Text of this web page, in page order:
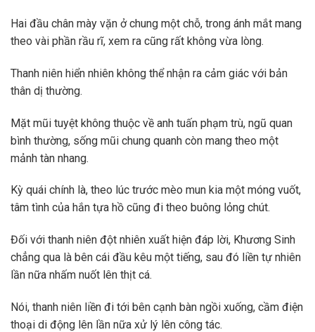
Hai đầu chân mày vặn ở chung một chỗ, trong ánh mắt mang
theo vài phần rầu rĩ, xem ra cũng rất không vừa lòng.
Thanh niên hiển nhiên không thể nhận ra cảm giác với bản
thân dị thường.
Mặt mũi tuyệt không thuộc về anh tuấn phạm trù, ngũ quan
bình thường, sống mũi chung quanh còn mang theo một
mảnh tàn nhang.
Kỳ quái chính là, theo lúc trước mèo mun kia một móng vuốt,
tâm tình của hắn tựa hồ cũng đi theo buông lỏng chút.
Đối với thanh niên đột nhiên xuất hiện đáp lời, Khương Sinh
chẳng qua là bên cái đầu kêu một tiếng, sau đó liền tự nhiên
lần nữa nhấm nuốt lên thịt cá.
Nói, thanh niên liền đi tới bên cạnh bàn ngồi xuống, cầm điện
thoại di động lên lần nữa xử lý lên công tác.